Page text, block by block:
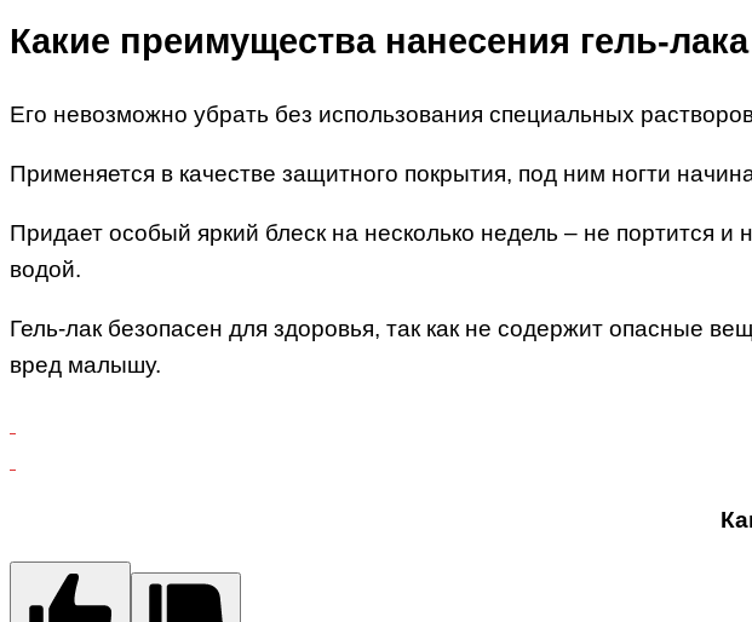
Какие преимущества нанесения гель-лака
Его невозможно убрать без использования специальных
Применяется в качестве защитного покрытия, под ним ногти
Придает особый яркий блеск на несколько недель – не портится
водой.
Гель-лак безопасен для здоровья, так как не содержит опасные
вред малышу.